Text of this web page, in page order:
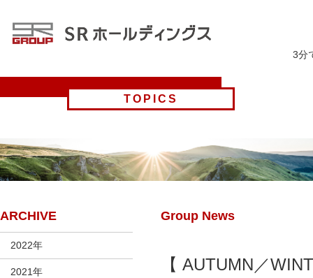
3分
TOPICS
Group News
【 AUTUMN／
ARCHIVE
2022年
2021年